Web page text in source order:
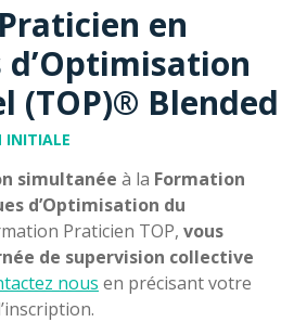
en
d’Optimisation
(TOP)® Blended
INITIALE
simultanée à la Formation
d’Optimisation du
Praticien TOP, vous
de supervision collective
nous en précisant votre